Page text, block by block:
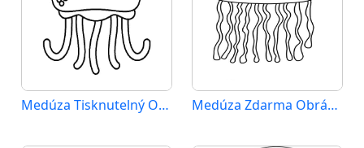
Medúza Tisknutelný Obrázek Medúza Zdarma Obrázek